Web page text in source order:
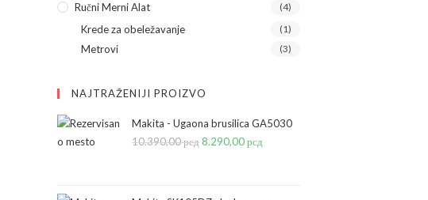
Ručni Merni Alat (4)
Krede za obeležavanje (1)
Metrovi (3)
NAJTRAŽENIJI PROIZVO
Makita - Ugaona brusilica GA5030
10.390,00рсдOriginalna
8.290,00рсд